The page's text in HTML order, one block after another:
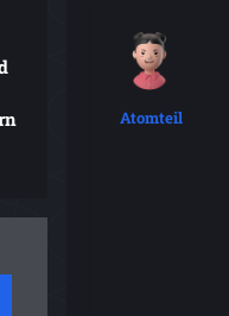
Atomteil